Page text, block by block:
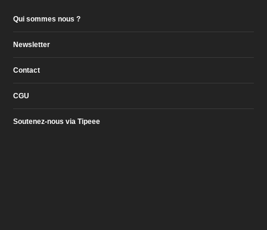
Qui sommes nous ?
Newsletter
Contact
CGU
Soutenez-nous via Tipeee